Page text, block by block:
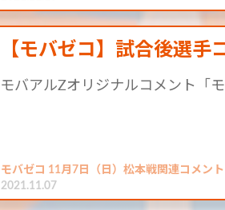
【モバゼコ】試合後選
モバアルZオリジナルコメント「
モバゼコ 11月7日（日）松本戦関連コメン
2021.11.07